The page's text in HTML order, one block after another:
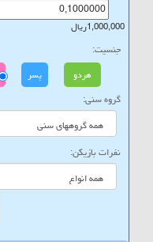
1,000,000ریال
جنسیت:
هردو پسر
گروه سنی:
نفرات بازیکن: